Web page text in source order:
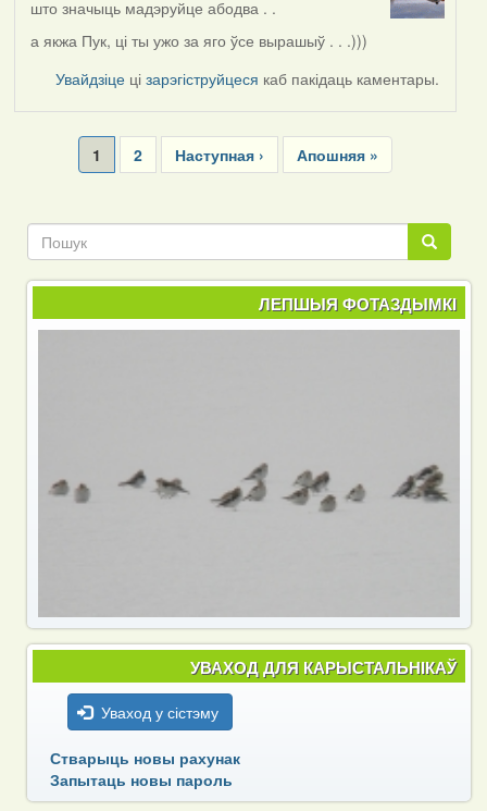
што значыць мадэруйце абодва . .
а якжа Пук, ці ты ужо за яго ўсе вырашыў . . .)))
Увайдзіце цізарэгіструйцеся каб пакідаць каментары.
Pagination
Current
page
1 Page
2
Next
page
Наступная ›
Last
page
Апошняя »
Пошук
Пошук
ЛЕПШЫЯ ФОТАЗДЫМКІ
УВАХОД ДЛЯ КАРЫСТАЛЬНІКАЎ
Уваход у сістэму
Стварыць новы рахунак
Запытаць новы пароль